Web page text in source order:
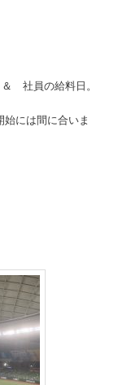
社員の給料日。
には間に合いま